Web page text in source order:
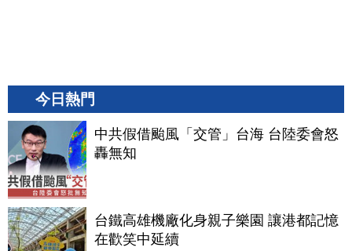
今日熱門
中共假借颱風「交管」台海 台陸委會怒
轟無知
台鐵高雄機廠化身親子樂園 讓港都記憶
在歡笑中延續